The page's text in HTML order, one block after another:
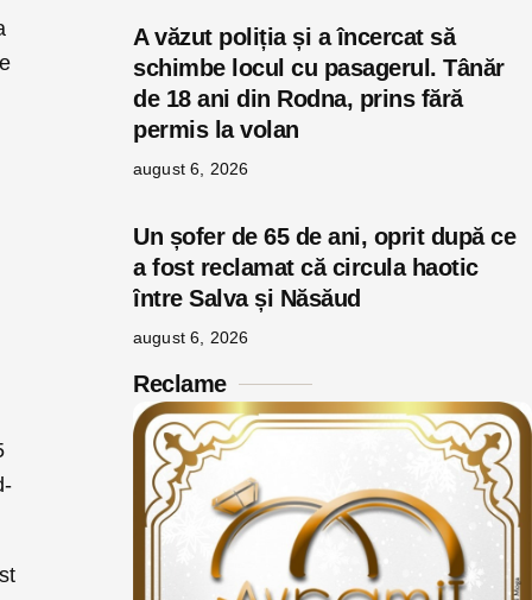
A văzut poliția și a încercat să
schimbe locul cu pasagerul. Tânăr
de 18 ani din Rodna, prins fără
permis la volan
august 6, 2026
Un șofer de 65 de ani, oprit după ce
a fost reclamat că circula haotic
între Salva și Năsăud
august 6, 2026
Reclame